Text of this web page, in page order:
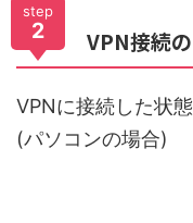
step
2 VPN接続
VPNに接続した状態
(パソコンの場合)